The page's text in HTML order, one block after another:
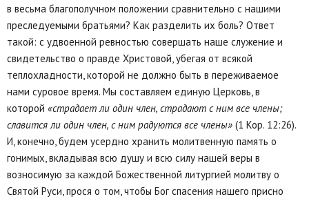
в весьма благополучном положении сравнительно с нашими
преследуемыми братьями? Как разделить их боль? Ответ
такой: с удвоенной ревностью совершать наше служение и
свидетельство о правде Христовой, убегая от всякой
теплохладности, которой не должно быть в переживаемое
нами суровое время. Мы составляем единую Церковь, в
которой «страдает ли один член, страдают с ним все члены;
славится ли один член, с ним радуются все члены» (1 Кор. 12:26).
И, конечно, будем усердно хранить молитвенную память о
гонимых, вкладывая всю душу и всю силу нашей веры в
возносимую за каждой Божественной литургией молитву о
Святой Руси, прося о том, чтобы Бог спасения нашего присно